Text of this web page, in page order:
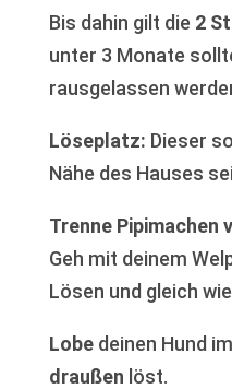
Bis dahin gilt die 2
unter 3 Monate
rausgelassen
Löseplatz: Dieser
Nähe des Hauses
Trenne Pipimachen
Geh mit deinem
Lösen und gleich
Lobedeinen Hund
draußen löst.